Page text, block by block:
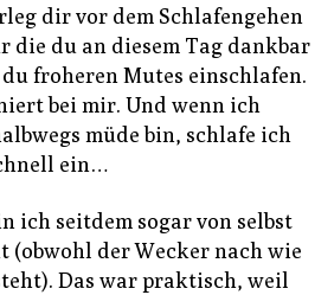
dir vor dem Schlafengehen
die du an diesem Tag dankbar
froheren Mutes einschlafen.
bei mir. Und wenn ich
müde bin, schlafe ich
ein…
ich seitdem sogar von selbst
(obwohl der Wecker nach wie
Das war praktisch, weil